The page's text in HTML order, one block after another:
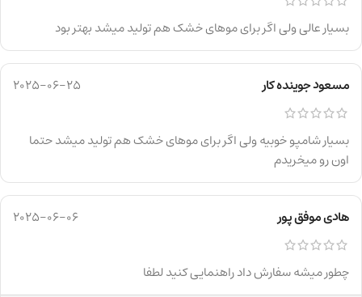
بسیار عالی ولی اگر برای موهای خشک هم تولید میشد بهتر بود
مسعود جوینده کار 2025-06-25
بسیار شامپو خوبیه ولی اگر برای موهای خشک هم تولید میشد حتما
اون رو میخریدم
هادی موفق پور 2025-06-06
چطور میشه سفارش داد راهنمایی کنید لطفا